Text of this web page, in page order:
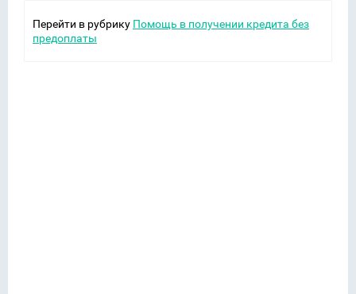
Перейти в рубрику Помощь в получении кредита без
предоплаты